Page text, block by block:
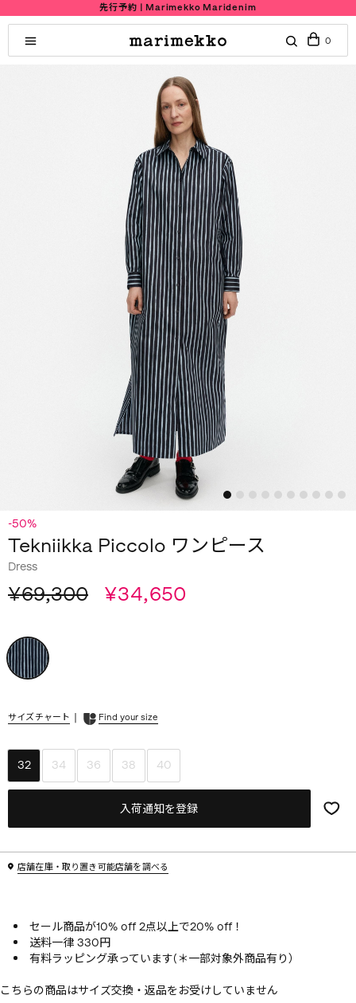
先行予約 | Marimekko Maridenim
0
-50%
Tekniikka Piccolo ワンピース
Dress
¥69,300 ¥34,650
サイズチャート Find your size
32 34 36 38 40
入荷通知を登録
店舗在庫・取り置き可能店舗を調べる
セール商品が10% off 2点以上で20% off！
送料一律 330円
有料ラッピング承っています(＊一部対象外商品有り）
こちらの商品はサイズ交換・返品をお受けしていません